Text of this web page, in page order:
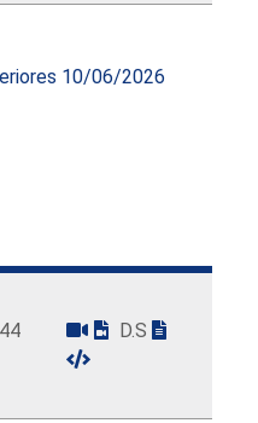
10/06/2026
D.S